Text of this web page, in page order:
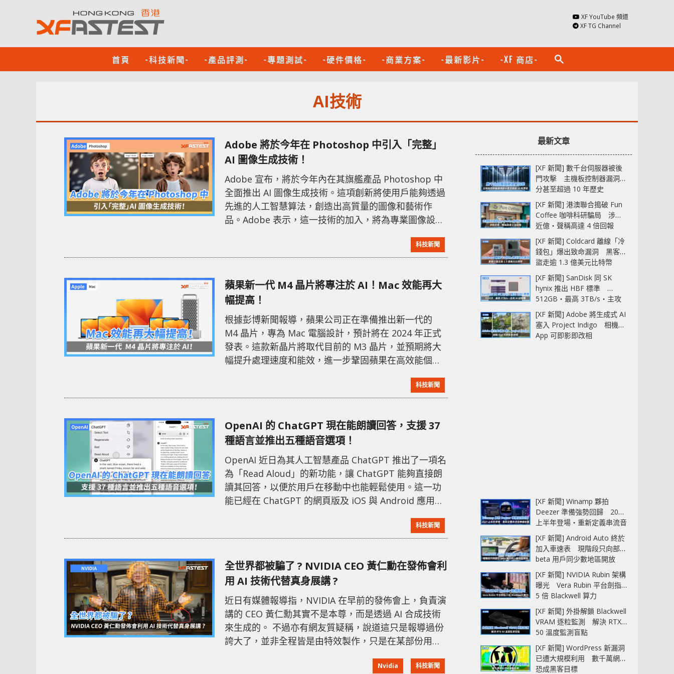
XF YouTube 頻道
XF TG Channel
首頁 -科技新聞- -產品評測- -專題測試- -硬件價格- -商業方案- -最新影片- -XF 商店- search
AI技術
Adobe 將於今年在 Photoshop 中引入「完整」
AI 圖像生成技術！
Adobe 宣布，將於今年內在其旗艦產品 Photoshop 中
全面推出 AI 圖像生成技術。這項創新將使用戶能夠透過
先進的人工智慧算法，創造出高質量的圖像和藝術作
品。Adobe 表示，這一技術的加入，將為專業圖像設計
產品經理在一次技術發表會上提到，這項 AI 技術不僅能
生成全新的圖像，還能根據用戶的具體需求進行調整和
持用戶將現有的照片或圖像進行深度定制和創意修改。
這項技術的引入
科技新聞
蘋果新一代 M4 晶片將專注於 AI！Mac 效能再大
幅提高！
根據彭博新聞報導，蘋果公司正在準備推出新一代的
M4 晶片，專為 Mac 電腦設計，預計將在 2024 年正式
發表。這款新晶片將取代目前的 M3 晶片，並預期將大
幅提升處理速度和能效，進一步鞏固蘋果在高效能個人
研發硬件的一部分，自從蘋果決定不再使用英特爾處理
器以來，公司已經成功推出了數代自製晶片，包括M1和
統處理器。 業界專家預計，M4晶片將採用更先進的製
程技術，不僅提升運算能力，同時
科技新聞
OpenAI 的 ChatGPT 現在能朗讀回答，支援 37
種語言並推出五種語音選項！
OpenAI 近日為其人工智慧產品 ChatGPT 推出了一項名
為「Read Aloud」的新功能，讓 ChatGPT 能夠直接朗
讀其回答，以便於用戶在移動中也能輕鬆使用。這一功
能已經在 ChatGPT 的網頁版及 iOS 與 Android 應用程
並能自動檢測它正在讀取的文本語言。該功能適用於
GPT-4 和 GPT-3.5 兩個版本。這不僅是 OpenAI 在多模
展示，也是在
科技新聞
全世界都被騙了 ? NVIDIA CEO 黃仁勳在發佈會利
用 AI 技術代替真身展講 ?
近日有媒體報導指，NVIDIA 在早前的發佈會上，負責演
講的 CEO 黃仁勳其實不是本尊，而是透過 AI 合成技術
來生成的。 不過亦有網友質疑稱，說道這只是報導過份
誇大了，並非全程皆是由特效製作，只是在某部份用上
現了影片在第 23 分鐘位置曾講到「Jensen 要求我們為
Nvidia 科技新聞
最新文章
[XF 新聞] 數千台伺服器被後
門攻擊 主機板控制器漏洞部
分甚至超過 10 年歷史
[XF 新聞] 港澳聯合搗破 Fun
Coffee 咖啡科研騙局 涉款
近億‧聲稱高達 4 倍回報
[XF 新聞] Coldcard 離線「冷
錢包」爆出致命漏洞 黑客已
盜走逾 1.3 億美元比特幣
[XF 新聞] SanDisk 同 SK
hynix 推出 HBF 標準
512GB‧最高 3TB/s‧主攻
AI 記憶體
[XF 新聞] Adobe 將生成式 AI
塞入 Project Indigo 相機
App 可即影即改相
[XF 新聞] Winamp 夥拍
Deezer 準備強勢回歸 2027
上半年登場‧重新定義串流音
樂播放器
[XF 新聞] Android Auto 終於
加入車速表 現階段只向部分
beta 用戶同少數地區開放
[XF 新聞] NVIDIA Rubin 架構
曝光 Vera Rubin 平台劍指
5 倍 Blackwell 算力
[XF 新聞] 外掛解鎖 Blackwell
VRAM 逐粒監測 解決 RTX
50 溫度監測盲點
[XF 新聞] WordPress 新漏洞
已遭大規模利用 數千萬網站
恐成黑客目標